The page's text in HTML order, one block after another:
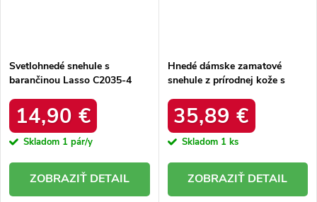
Svetlohnedé snehule s
barančinou Lasso C2035-4
14,90 €
Skladom 1 pár/y
DETAIL
Hnedé dámske zamatové
snehule z prírodnej kože s
produktu W5821 COFFEE
35,89 €
Skladom 1 ks
DETAIL